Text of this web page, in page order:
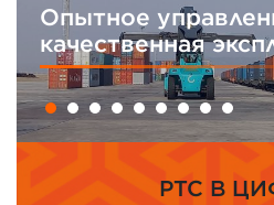
Опытное
качественная
PTC В